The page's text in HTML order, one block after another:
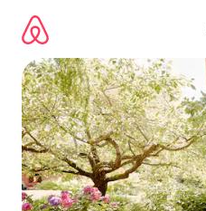
съдържанието